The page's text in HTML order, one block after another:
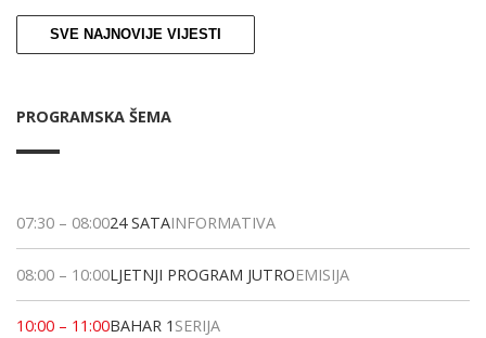
SVE NAJNOVIJE VIJESTI
PROGRAMSKA ŠEMA
07:30 – 08:0024 SATAINFORMATIVA
08:00 – 10:00LJETNJI PROGRAM JUTROEMISIJA
10:00 – 11:00BAHAR 1 SERIJA